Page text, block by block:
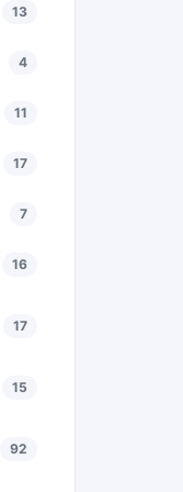
13
4
11
17
7
16
17
15
92